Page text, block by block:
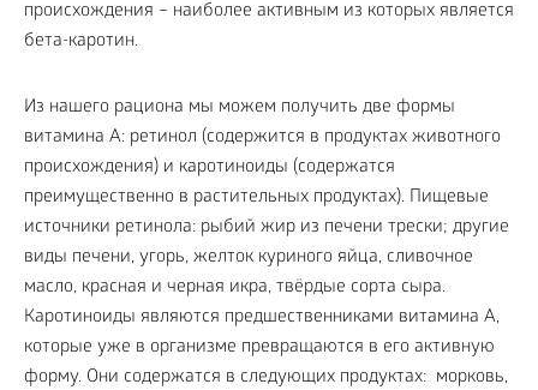
происхождения – наиболее активным из которых является
бета-каротин.
Из нашего рациона мы можем получить две формы
витамина А: ретинол (содержится в продуктах животного
происхождения) и каротиноиды (содержатся
преимущественно в растительных продуктах). Пищевые
источники ретинола: рыбий жир из печени трески; другие
виды печени, угорь, желток куриного яйца, сливочное
масло, красная и черная икра, твёрдые сорта сыра.
Каротиноиды являются предшественниками витамина А,
которые уже в организме превращаются в его активную
форму. Они содержатся в следующих продуктах: морковь,